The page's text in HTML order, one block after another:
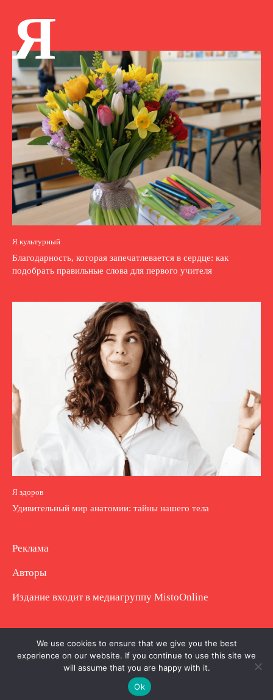
Я
Я культурный
Благодарность, которая запечатлевается в сердце: как
подобрать правильные слова для первого учителя
Я здоров
Удивительный мир анатомии: тайны нашего тела
Реклама
Авторы
Издание входит в медиагруппу MistoOnline
Copyright © Полное использование материала
запрещено. Частично разрешено с гиперссылкой.
We use cookies to ensure that we give you the best
experience on our website. If you continue to use this site we
will assume that you are happy with it.
Ok